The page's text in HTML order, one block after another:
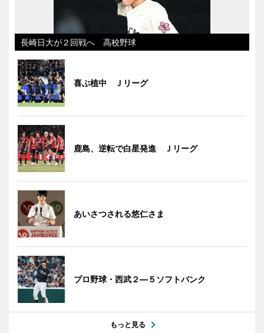
長崎日大が２回戦へ 高校野球
喜ぶ植中 Ｊリーグ
鹿島、逆転で白星発進 Ｊリーグ
あいさつされる悠仁さま
プロ野球・西武２―５ソフトバンク
もっと見る